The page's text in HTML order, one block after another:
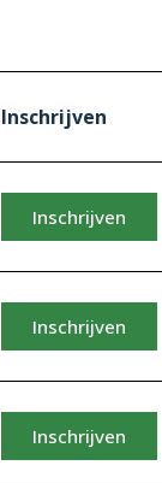
Inschrijven
Inschrijven
Inschrijven
Inschrijven